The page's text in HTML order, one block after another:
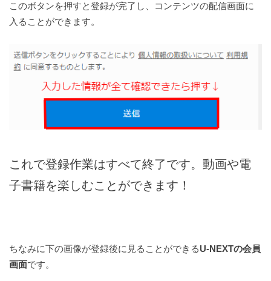
このボタンを押すと登録が完了し、コンテンツの配信画面に
入ることができます。
これで登録作業はすべて終了です。動画や電
子書籍を楽しむことができます！
ちなみに下の画像が登録後に見ることができるU-NEXTの会員
画面です。